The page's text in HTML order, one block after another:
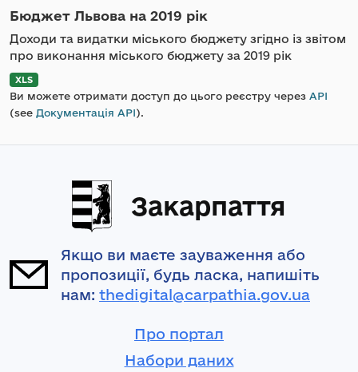
Бюджет Львова на 2019 рік
Доходи та видатки міського бюджету згідно із звітом
про виконання міського бюджету за 2019 рік
XLS
Ви можете отримати доступ до цього реєстру через API
(see Документація API).
Закарпаття
Якщо ви маєте зауваження або
пропозиції, будь ласка, напишіть
нам: thedigital@carpathia.gov.ua
Про портал
Набори даних